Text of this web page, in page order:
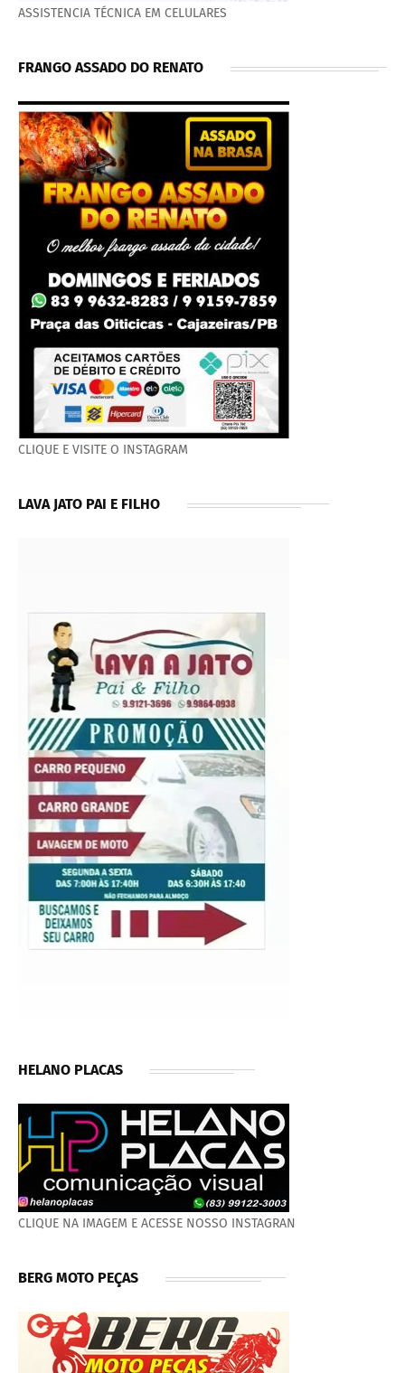
ASSISTENCIA TÉCNICA EM CELULARES
FRANGO ASSADO DO RENATO
CLIQUE E VISITE O INSTAGRAM
LAVA JATO PAI E FILHO
HELANO PLACAS
CLIQUE NA IMAGEM E ACESSE NOSSO INSTAGRAN
BERG MOTO PEÇAS